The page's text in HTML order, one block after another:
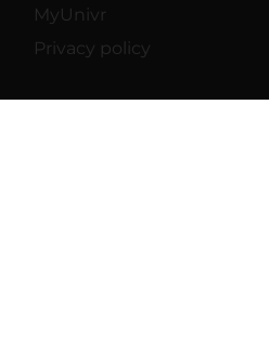
MyUnivr
Privacy policy